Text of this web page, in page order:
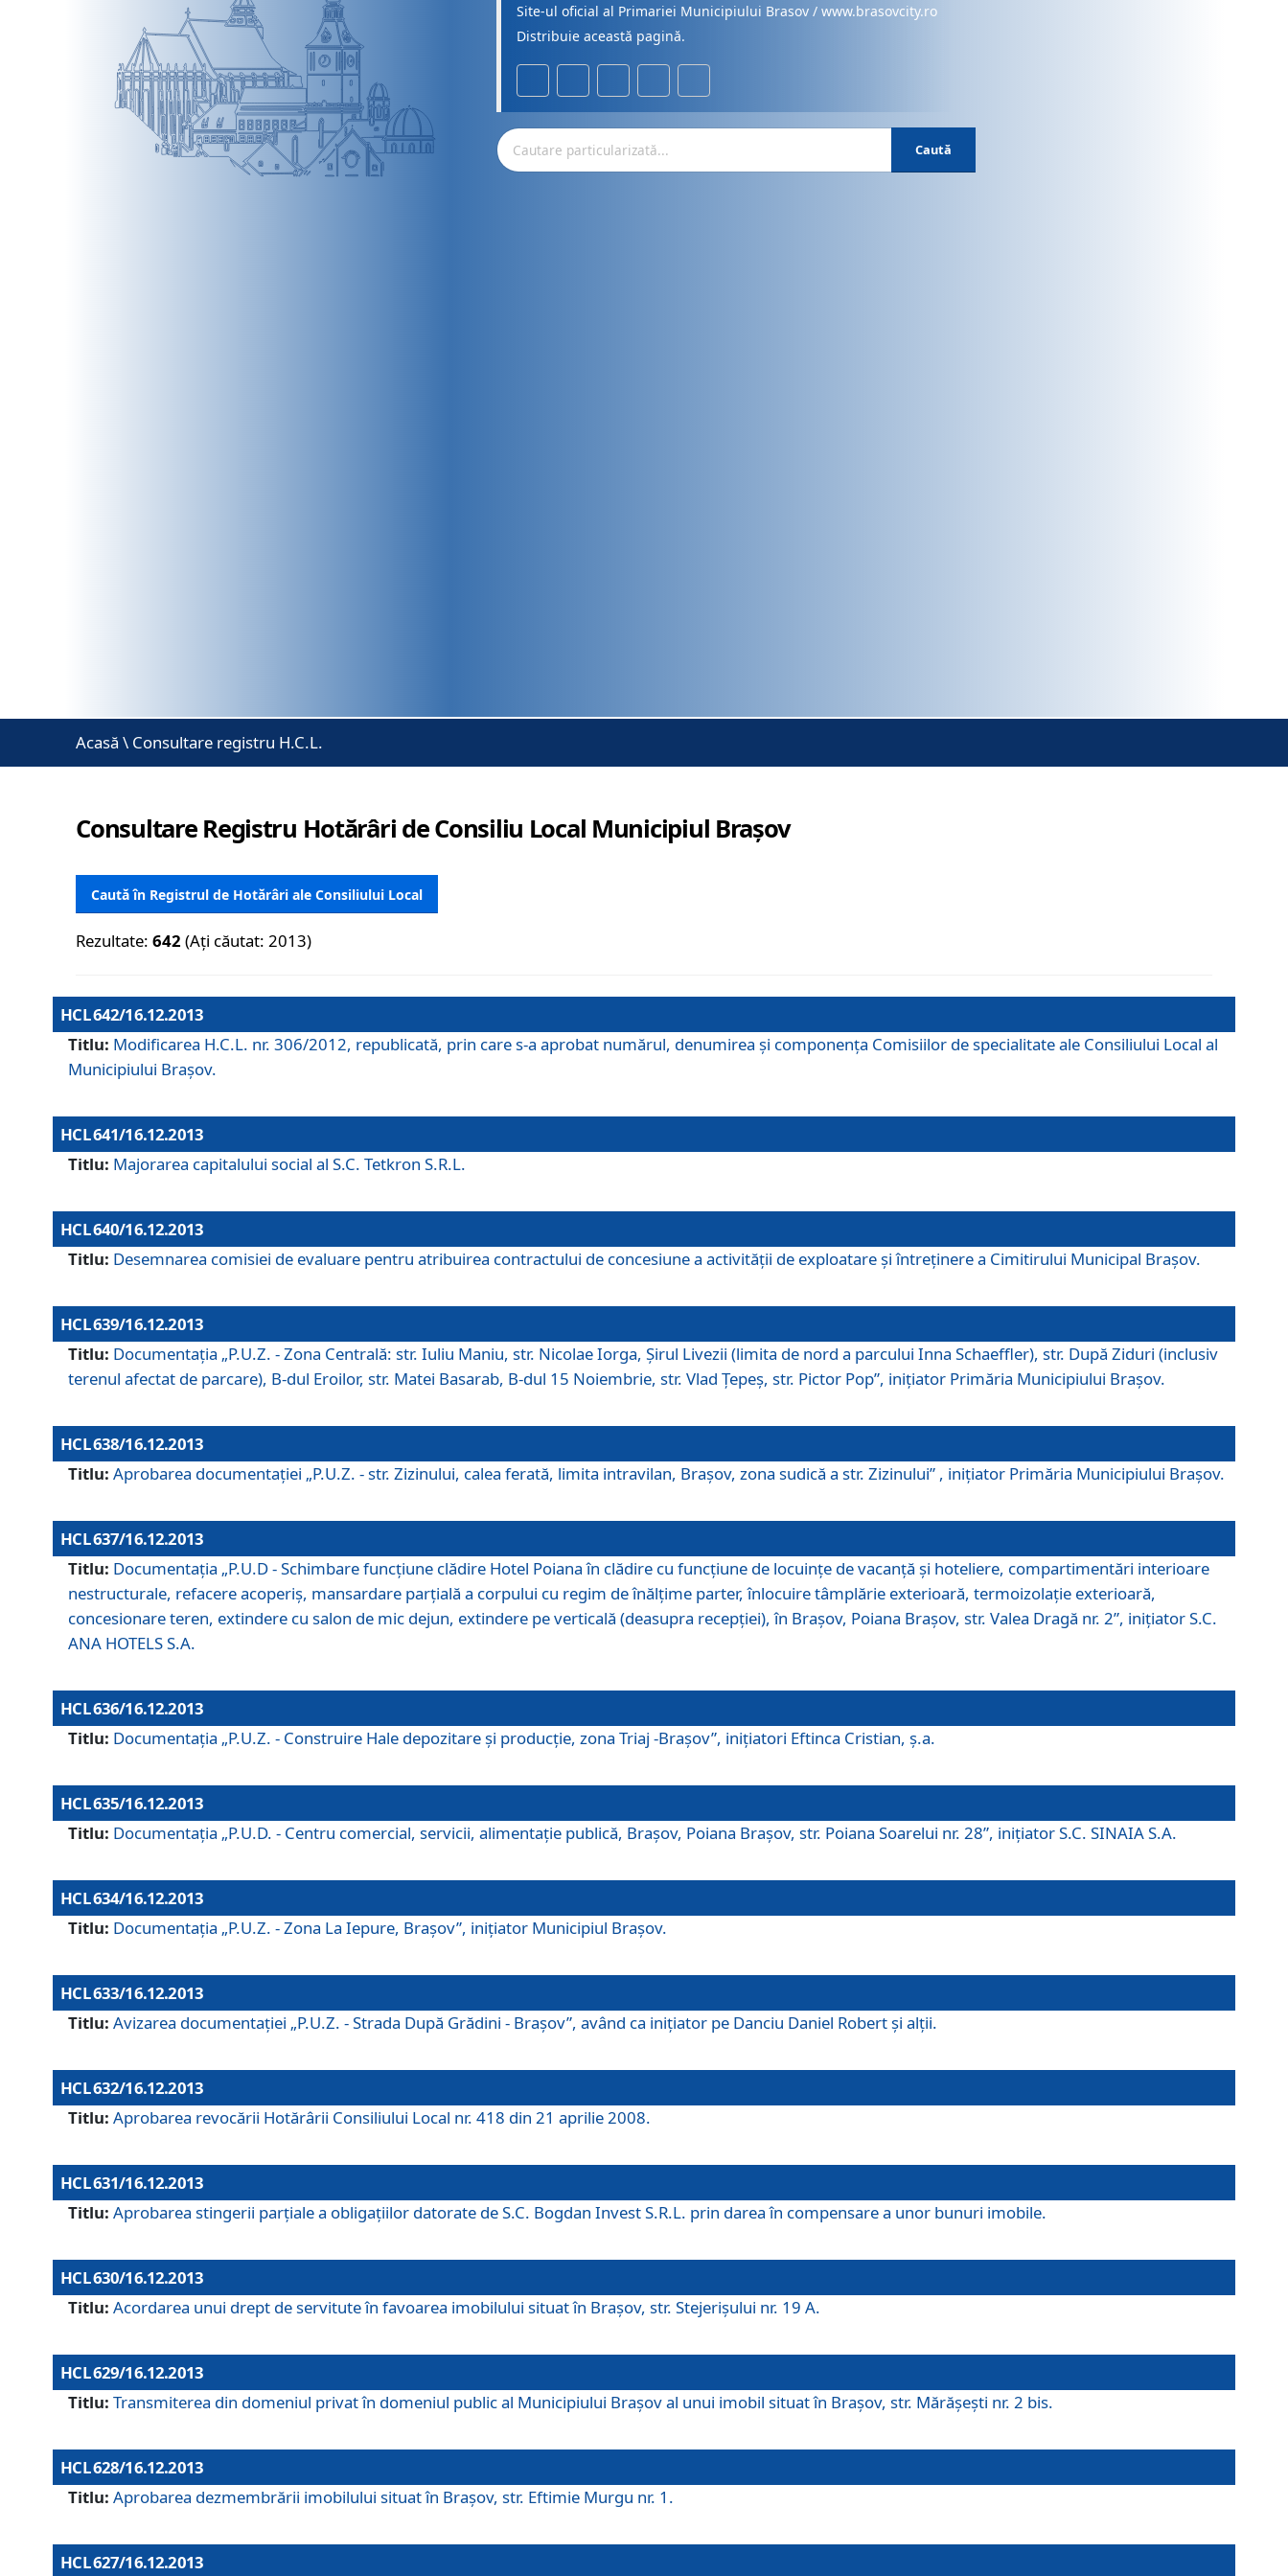
Site-ul oficial al Primariei Municipiului Brasov / www.brasovcity.ro
Distribuie această pagină.
Caută
Acasă \ Consultare registru H.C.L.
Consultare Registru Hotărâri de Consiliu Local Municipiul Brașov
Caută în Registrul de Hotărâri ale Consiliului Local
Rezultate:642 (Ați căutat: 2013)
HCL 642/16.12.2013
Titlu: Modificarea H.C.L. nr. 306/2012, republicată, prin care s-a aprobat numărul, denumirea şi componenţa Comisiilor de specialitate ale Consiliului Local al
Municipiului Braşov.
HCL 641/16.12.2013
Titlu: Majorarea capitalului social al S.C. Tetkron S.R.L.
HCL 640/16.12.2013
Titlu: Desemnarea comisiei de evaluare pentru atribuirea contractului de concesiune a activităţii de exploatare şi întreţinere a Cimitirului Municipal Braşov.
HCL 639/16.12.2013
Titlu: Documentaţia „P.U.Z. - Zona Centrală: str. Iuliu Maniu, str. Nicolae Iorga, Şirul Livezii (limita de nord a parcului Inna Schaeffler), str. După Ziduri (inclusiv
terenul afectat de parcare), B-dul Eroilor, str. Matei Basarab, B-dul 15 Noiembrie, str. Vlad Ţepeş, str. Pictor Pop”, iniţiator Primăria Municipiului Braşov.
HCL 638/16.12.2013
Titlu: Aprobarea documentaţiei „P.U.Z. - str. Zizinului, calea ferată, limita intravilan, Braşov, zona sudică a str. Zizinului” , iniţiator Primăria Municipiului Braşov.
HCL 637/16.12.2013
Titlu: Documentaţia „P.U.D - Schimbare funcţiune clădire Hotel Poiana în clădire cu funcţiune de locuinţe de vacanţă şi hoteliere, compartimentări interioare
nestructurale, refacere acoperiş, mansardare parţială a corpului cu regim de înălţime parter, înlocuire tâmplărie exterioară, termoizolaţie exterioară,
concesionare teren, extindere cu salon de mic dejun, extindere pe verticală (deasupra recepţiei), în Braşov, Poiana Braşov, str. Valea Dragă nr. 2”, iniţiator S.C.
ANA HOTELS S.A.
HCL 636/16.12.2013
Titlu: Documentaţia „P.U.Z. - Construire Hale depozitare şi producţie, zona Triaj -Braşov”, iniţiatori Eftinca Cristian, ş.a.
HCL 635/16.12.2013
Titlu: Documentaţia „P.U.D. - Centru comercial, servicii, alimentaţie publică, Braşov, Poiana Braşov, str. Poiana Soarelui nr. 28”, iniţiator S.C. SINAIA S.A.
HCL 634/16.12.2013
Titlu: Documentaţia „P.U.Z. - Zona La Iepure, Braşov”, iniţiator Municipiul Braşov.
HCL 633/16.12.2013
Titlu: Avizarea documentaţiei „P.U.Z. - Strada După Grădini - Braşov”, având ca iniţiator pe Danciu Daniel Robert şi alţii.
HCL 632/16.12.2013
Titlu: Aprobarea revocării Hotărârii Consiliului Local nr. 418 din 21 aprilie 2008.
HCL 631/16.12.2013
Titlu: Aprobarea stingerii parţiale a obligaţiilor datorate de S.C. Bogdan Invest S.R.L. prin darea în compensare a unor bunuri imobile.
HCL 630/16.12.2013
Titlu: Acordarea unui drept de servitute în favoarea imobilului situat în Braşov, str. Stejerişului nr. 19 A.
HCL 629/16.12.2013
Titlu: Transmiterea din domeniul privat în domeniul public al Municipiului Braşov al unui imobil situat în Braşov, str. Mărăşeşti nr. 2 bis.
HCL 628/16.12.2013
Titlu: Aprobarea dezmembrării imobilului situat în Braşov, str. Eftimie Murgu nr. 1.
HCL 627/16.12.2013